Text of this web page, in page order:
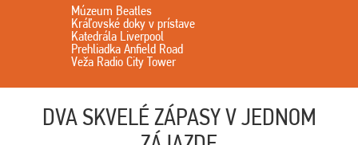
Múzeum Beatles
Kráľovské doky v prístave
Katedrála Liverpool
Prehliadka Anfield Road
Veža Radio City Tower
DVA SKVELÉ ZÁPASY V JEDNOM